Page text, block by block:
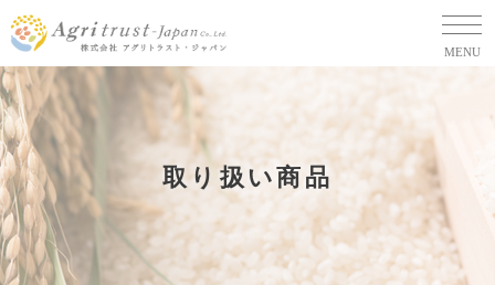
MENU
取り扱い商品